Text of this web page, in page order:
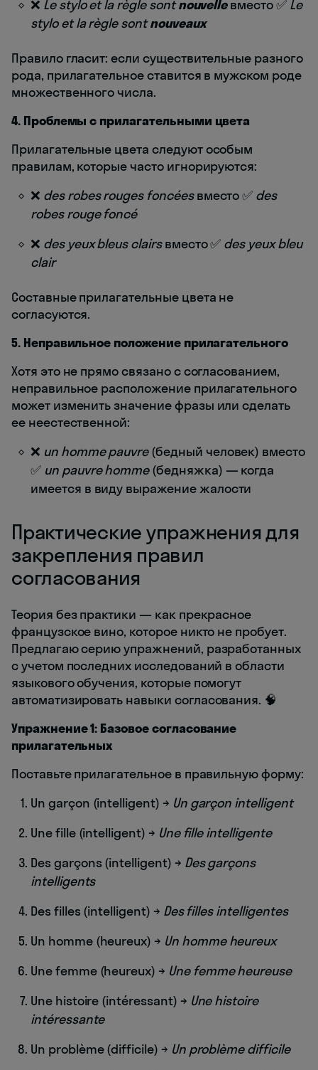
❌ Le stylo et la règle sontnouvelleвместо ✅ Le
stylo et la règle sontnouveaux
Правило гласит: если существительные разного
рода, прилагательное ставится в мужском роде
множественного числа.
4. Проблемы с прилагательными цвета
Прилагательные цвета следуют особым
правилам, которые часто игнорируются:
❌ des robes rouges foncéesвместо ✅ des
robes rouge foncé
❌ des yeux bleus clairsвместо ✅ des yeux bleu
clair
Составные прилагательные цвета не
согласуются.
5. Неправильное положение прилагательного
Хотя это не прямо связано с согласованием,
неправильное расположение прилагательного
может изменить значение фразы или сделать
ее неестественной:
❌ un homme pauvre(бедный человек) вместо
✅ un pauvre homme(бедняжка) — когда
имеется в виду выражение жалости
Практические упражнения для
закрепления правил
согласования
Теория без практики — как прекрасное
французское вино, которое никто не пробует.
Предлагаю серию упражнений, разработанных
с учетом последних исследований в области
языкового обучения, которые помогут
автоматизировать навыки согласования. 🧠
Упражнение 1: Базовое согласование
прилагательных
Поставьте прилагательное в правильную форму:
Un garçon (intelligent) → Un garçon intelligent
Une fille (intelligent) → Une fille intelligente
Des garçons (intelligent) → Des garçons
intelligents
Des filles (intelligent) → Des filles intelligentes
Un homme (heureux) → Un homme heureux
Une femme (heureux) → Une femme heureuse
Une histoire (intéressant) → Une histoire
intéressante
Un problème (difficile) → Un problème difficile